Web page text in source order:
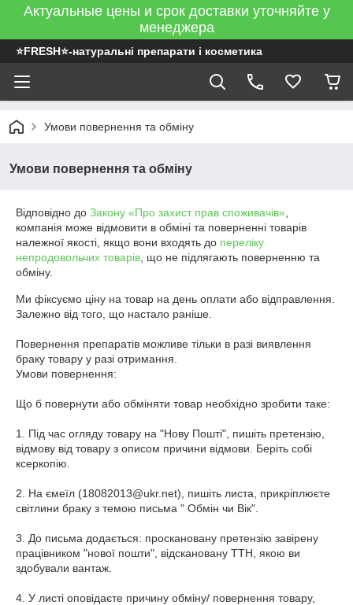
Актуальные цены и срок доставки уточняйте у
менеджера
⭐FRESH⭐-натуральні препарати і косметика
Умови повернення та обміну
Умови повернення та обміну
Відповідно до Закону «Про захист прав споживачів»
компанія може відмовити в обміні та поверненні товарів
належної якості, якщо вони входять до переліку
непродовольчих товарів , що не підлягають поверненню та
обміну.
Ми фіксуємо ціну на товар на день оплати або відправлення.
Залежно від того, що настало раніше.
Повернення препаратів можливе тільки в разі виявлення
браку товару у разі отримання.
Умови повернення:
Що б повернути або обміняти товар необхідно зробити таке:
1. Під час огляду товару на "Нову Пошті", пишіть претензію,
відмову від товару з описом причини відмови. Беріть собі
ксеркопію.
2. На ємеїл (18082013@ukr.net), пишіть листа, прикріплюєте
світлини браку з темою письма " Обмін чи Вік".
3. До письма додається: проскановану претензію завірену
працівником "нової пошти", відскановану ТТН, якою ви
здобували вантаж.
4. У листі оповідаєте причину обміну/ повернення товару,